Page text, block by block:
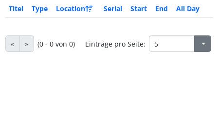
Titel Type Location Serial Start End All Day
« » (0 - 0 von 0) Einträge pro Seite: